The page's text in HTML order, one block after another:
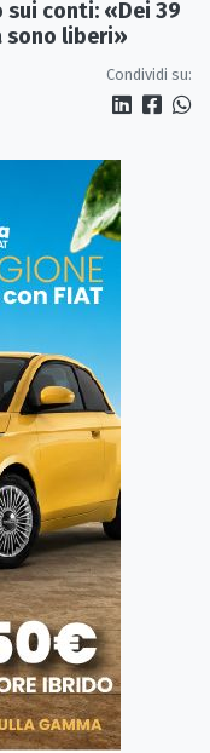
sui conti: «Dei 39
sono liberi»
Condividi su: